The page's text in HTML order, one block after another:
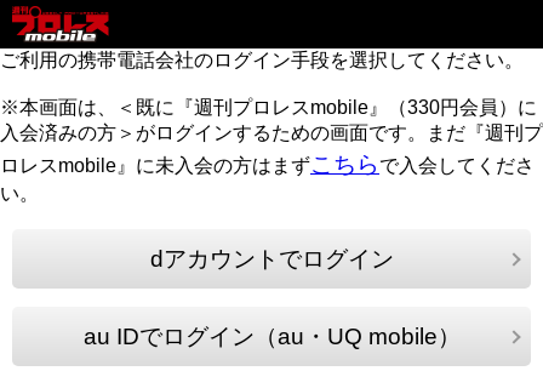
ご利用の携帯電話会社のログイン手段を選択してください。
※本画面は、＜既に『週刊プロレスmobile』（330円会員）に
入会済みの方＞がログインするための画面です。まだ『週刊プ
ロレスmobile』に未入会の方はまずこちら で入会してくださ
い。
dアカウントでログイン
au IDでログイン（au・UQ mobile）